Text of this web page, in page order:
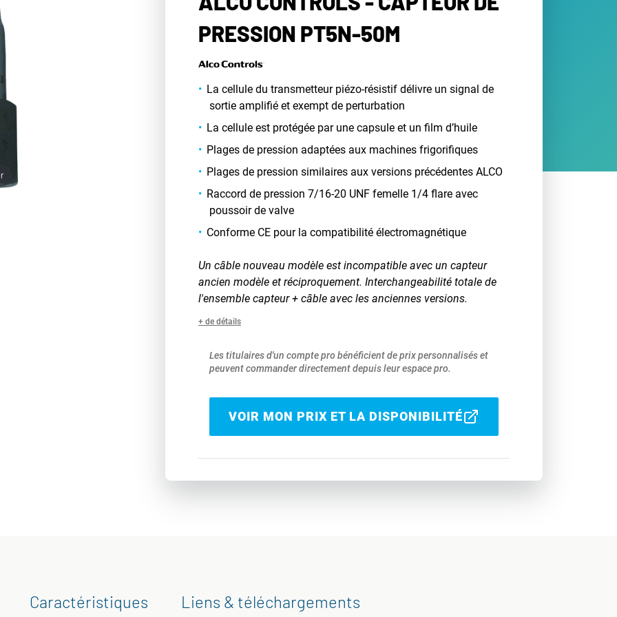
PRESSION PT5N-50M
La cellule du transmetteur piézo-résistif délivre un signal de
sortie amplifié et exempt de perturbation
La cellule est protégée par une capsule et un film d’huile
Plages de pression adaptées aux machines frigorifiques
Plages de pression similaires aux versions précédentes ALCO
Raccord de pression 7/16-20 UNF femelle 1/4 flare avec
poussoir de valve
Conforme CE pour la compatibilité électromagnétique
Un câble nouveau modèle est incompatible avec un capteur
ancien modèle et réciproquement. Interchangeabilité totale de
l'ensemble capteur + câble avec les anciennes versions.
+ de détails
Les titulaires d'un compte pro bénéficient de prix personnalisés et
peuvent commander directement depuis leur espace pro.
VOIR MON PRIX ET LA DISPONIBILITÉ
Caractéristiques Liens & téléchargements